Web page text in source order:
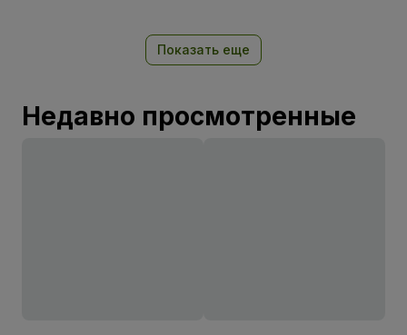
Показать еще
Недавно просмотренные